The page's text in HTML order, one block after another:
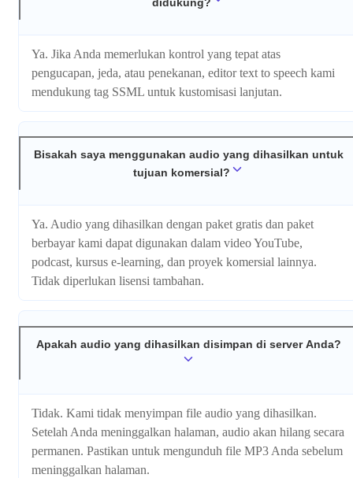
Ya. Jika Anda memerlukan kontrol yang tepat atas
pengucapan, jeda, atau penekanan, editor text to speech kami
mendukung tag SSML untuk kustomisasi lanjutan.
Bisakah saya menggunakan audio yang dihasilkan untuk
tujuan komersial?
Ya. Audio yang dihasilkan dengan paket gratis dan paket
berbayar kami dapat digunakan dalam video YouTube,
podcast, kursus e-learning, dan proyek komersial lainnya.
Tidak diperlukan lisensi tambahan.
Apakah audio yang dihasilkan disimpan di server Anda?
Tidak. Kami tidak menyimpan file audio yang dihasilkan.
Setelah Anda meninggalkan halaman, audio akan hilang secara
permanen. Pastikan untuk mengunduh file MP3 Anda sebelum
meninggalkan halaman.